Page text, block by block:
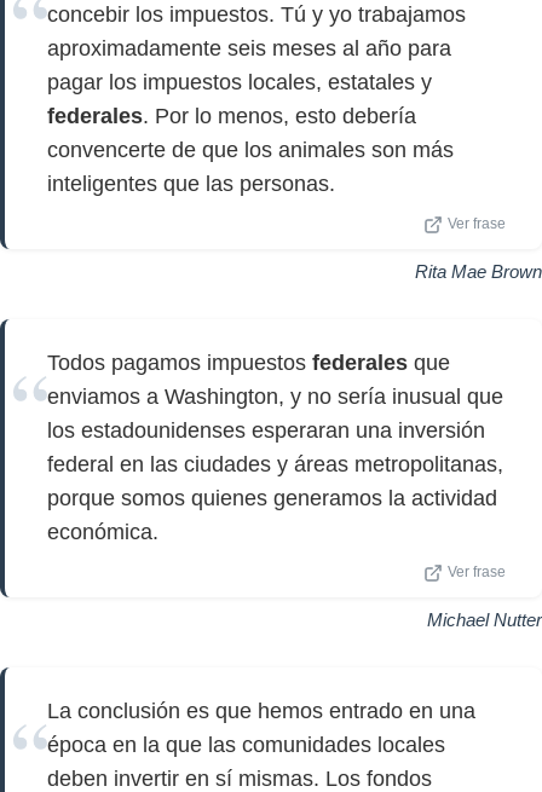
concebir los impuestos. Tú y yo trabajamos
aproximadamente seis meses al año para
pagar los impuestos locales, estatales y
federales. Por lo menos, esto debería
convencerte de que los animales son más
inteligentes que las personas.
Ver frase
Rita Mae Brown
Todos pagamos impuestos federales que
enviamos a Washington, y no sería inusual que
los estadounidenses esperaran una inversión
federal en las ciudades y áreas metropolitanas,
porque somos quienes generamos la actividad
económica.
Ver frase
Michael Nutter
La conclusión es que hemos entrado en una
época en la que las comunidades locales
deben invertir en sí mismas. Los fondos